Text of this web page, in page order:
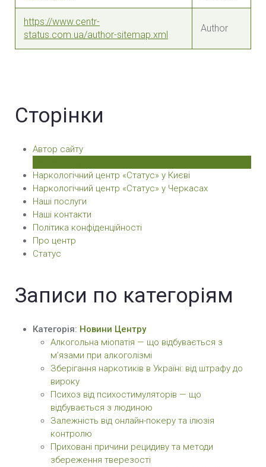
https://www.centr-
status.com.ua/author-sitemap.xml
Author
Сторінки
Автор сайту
Наркологічний центр «Статус» у Києві
Наркологічний центр «Статус» у Черкасах
Нашi послуги
Наші контакти
Політика конфіденційності
Про центр
Статус
Записи по категоріям
Категорія: Новини Центру
Алкогольна міопатія — що відбувається з
м’язами при алкоголізмі
Зберігання наркотиків в Україні: від штрафу до
вироку
Психоз від психостимуляторів — що
відбувається з людиною
Залежність від онлайн-покеру та ілюзія
контролю
Приховані причини рецидиву та методи
збереження тверезості